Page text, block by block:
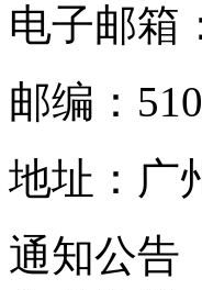
电子邮箱
邮编：
地址：广
通知公告